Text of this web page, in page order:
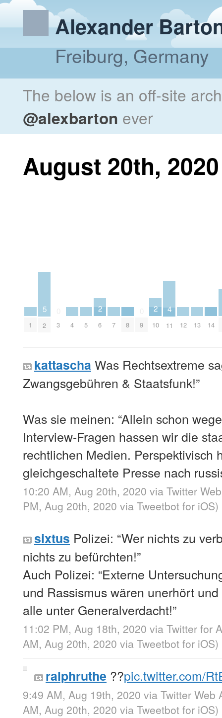
Alexander
Freiburg, Germany
The below is an off-site
@alexbarton ever
August 20th, 2020
1
5
2 3 4 5
2
6 7 8 9
2
10
4
11 12 13 14
kattascha Was Rechtsextreme
Zwangsgebühren & Staatsfunk!”
Was sie meinen: “Allein schon
Interview-Fragen hassen wir die
rechtlichen Medien. Perspektivisch
gleichgeschaltete Presse nach
10:20 AM, Aug 20th, 2020 via Twitter
PM, Aug 20th, 2020 via Tweetbot for iΟS)
sixtus Polizei: “Wer nichts zu
nichts zu befürchten!”
Auch Polizei: “Externe
und Rassismus wären unerhört
alle unter Generalverdacht!”
11:02 PM, Aug 18th, 2020 via Twitter for
AM, Aug 20th, 2020 via Tweetbot for iΟS)
ralphruthe ??pic.twitter.com/
9:49 AM, Aug 19th, 2020 via Twitter Web
AM, Aug 20th, 2020 via Tweetbot for iΟS)